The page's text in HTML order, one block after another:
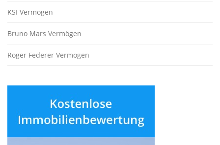
KSI Vermögen
Bruno Mars Vermögen
Roger Federer Vermögen